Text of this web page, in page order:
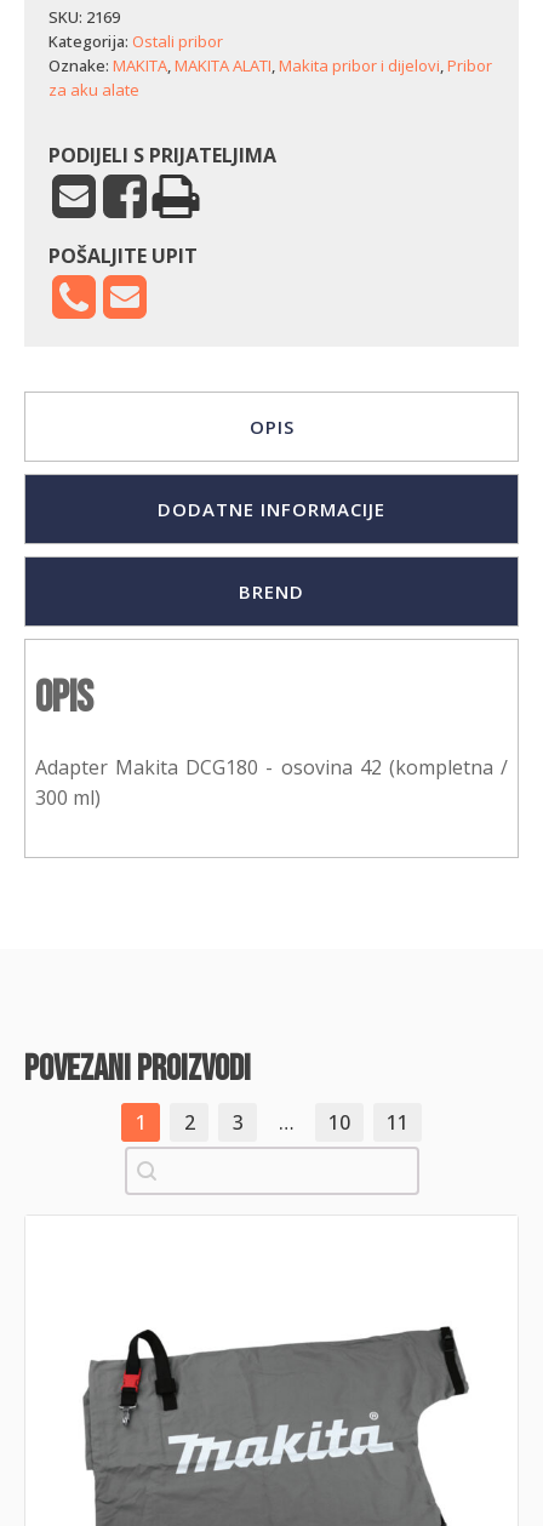
SKU: 2169
Kategorija: Ostali pribor
Oznake: MAKITA,MAKITA ALATI,Makita pribor i dijelovi,Pribor
za aku alate
PODIJELI S PRIJATELJIMA
POŠALJITE UPIT
OPIS
DODATNE INFORMACIJE
BREND
Opis
Adapter Makita DCG180 - osovina 42 (kompletna /
300 ml)
povezani proizvodi
1 2 3 … 10
11
Pretraži